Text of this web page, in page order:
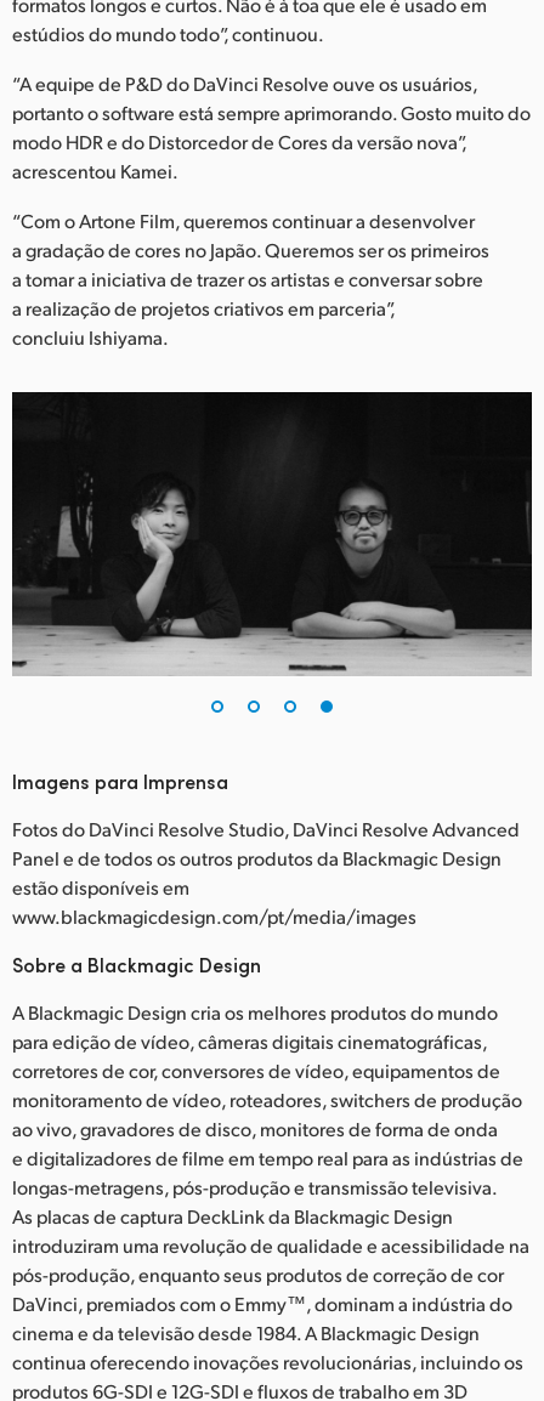
estúdios do mundo todo”, continuou.
“A equipe de P&D do DaVinci Resolve ouve os usuários,
portanto o software está sempre aprimorando. Gosto muito do
modo HDR e do Distorcedor de Cores da versão nova”,
acrescentou Kamei.
“Com o Artone Film, queremos continuar a desenvolver
a gradação de cores no Japão. Queremos ser os primeiros
a tomar a iniciativa de trazer os artistas e conversar sobre
a realização de projetos criativos em parceria”,
concluiu Ishiyama.
Imagens para Imprensa
Fotos do DaVinci Resolve Studio, DaVinci Resolve Advanced
Panel e de todos os outros produtos da Blackmagic Design
estão disponíveis em
www.blackmagicdesign.com/pt/media/images
Sobre a Blackmagic Design
A Blackmagic Design cria os melhores produtos do mundo
para edição de vídeo, câmeras digitais cinematográficas,
corretores de cor, conversores de vídeo, equipamentos de
monitoramento de vídeo, roteadores, switchers de produção
ao vivo, gravadores de disco, monitores de forma de onda
e digitalizadores de filme em tempo real para as indústrias de
longas-metragens, pós-produção e transmissão televisiva.
As placas de captura DeckLink da Blackmagic Design
introduziram uma revolução de qualidade e acessibilidade na
pós-produção, enquanto seus produtos de correção de cor
DaVinci, premiados com o Emmy™, dominam a indústria do
cinema e da televisão desde 1984. A Blackmagic Design
continua oferecendo inovações revolucionárias, incluindo os
produtos 6G-SDI e 12G-SDI e fluxos de trabalho em 3D